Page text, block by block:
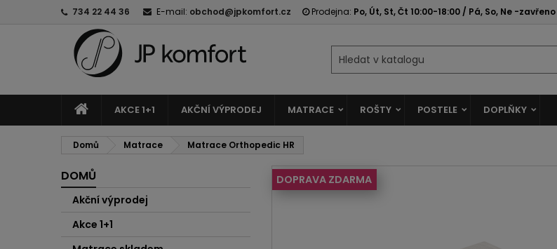
734 22 44 36 E-mail: obchod@jpkomfort.cz Prodejna: Po, Út, St, Čt 10:00-18:00 / Pá, So, Ne -zavřeno
AKCE 1+1 AKČNÍ VÝPRODEJ MATRACE ROŠTY POSTELE DOPLŇKY
Domů Matrace Matrace Orthopedic HR
DOMŮ
Akční výprodej
Akce 1+1
DOPRAVA ZDARMA